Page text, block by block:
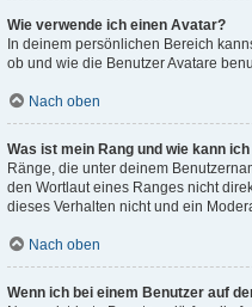
Wie verwende ich einen Avatar?
In deinem persönlichen Bereich
ob und wie die Benutzer Avatare
Nach oben
Was ist mein Rang und wie kann
Ränge, die unter deinem
den Wortlaut eines Ranges nicht
dieses Verhalten nicht und ein
Nach oben
Wenn ich bei einem Benutzer auf